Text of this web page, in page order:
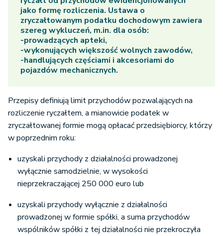
jako formę rozliczenia. Ustawa o
zryczałtowanym podatku dochodowym zawiera
szereg wykluczeń, m.in. dla osób:
-prowadzących apteki,
-wykonujących większość wolnych zawodów,
-handlujących częściami i akcesoriami do
pojazdów mechanicznych.
Przepisy definiują limit przychodów pozwalających na
rozliczenie ryczałtem, a mianowicie podatek w
zryczałtowanej formie mogą opłacać przedsiębiorcy, którzy
w poprzednim roku:
uzyskali przychody z działalności prowadzonej
wyłącznie samodzielnie, w wysokości
nieprzekraczającej 250 000 euro lub
uzyskali przychody wyłącznie z działalności
prowadzonej w formie spółki, a suma przychodów
wspólników spółki z tej działalności nie przekroczyła